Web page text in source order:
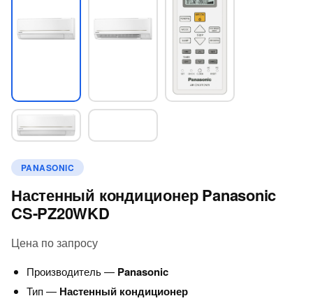
PANASONIC
Настенный кондиционер Panasonic
CS-PZ20WKD
Цена по запросу
Производитель — Panasonic
Тип — Настенный кондиционер